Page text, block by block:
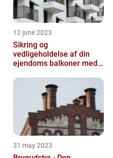
12 june 2023
Sikring og
vedligeholdelse af din
ejendoms balkoner med
31 may 2023